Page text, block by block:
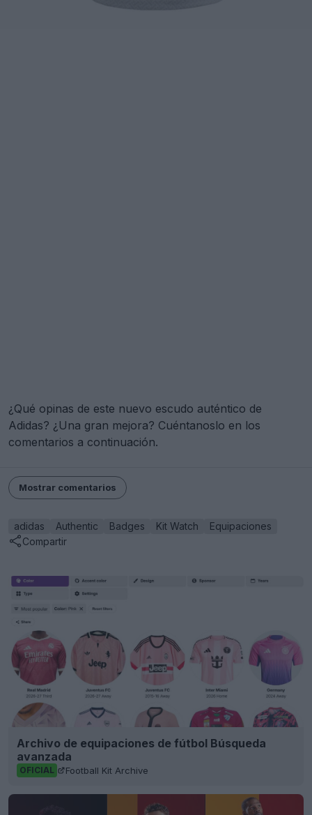
¿Qué opinas de este nuevo escudo auténtico de
Adidas? ¿Una gran mejora? Cuéntanoslo en los
comentarios a continuación.
Mostrar comentarios
adidas Authentic Badges Kit Watch
Equipaciones
Compartir
Archivo de equipaciones de fútbol Búsqueda
avanzada
OFICIAL Football Kit Archive